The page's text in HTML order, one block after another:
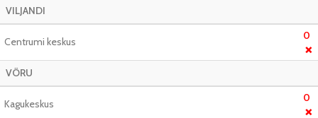
VILJANDI
Centrumi keskus 0
❌
VÕRU
Kagukeskus 0
❌